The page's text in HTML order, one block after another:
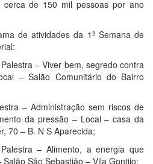
cerca de 150 mil pessoas por ano
de atividades da 1ª Semana de
– Viver bem, segredo contra
– Salão Comunitário do Bairro
– Administração sem riscos de
da pressão – Local – casa da
70 – B. N S Aparecida;
– Alimento, a energia que
São Sebastião – Vila Gontijo;